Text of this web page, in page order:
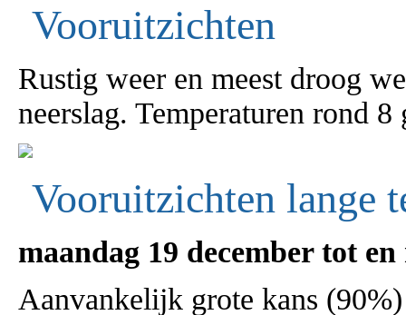
Vooruitzichten
Rustig weer en meest droog
neerslag. Temperaturen rond
Vooruitzichten lange
maandag 19 december tot
Aanvankelijk grote kans